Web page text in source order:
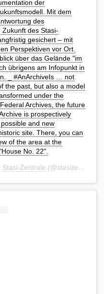
der
Mit dem
des
Zukunft des Stasi-
gesichert – mit
Perspektiven vor Ort.
über das Gelände "im
übrigens am Infopunkt in
_⁣ #AnArchiveIs⁣ … not
the past, but also a model
under the
Archives, the future
is prospectively
and new
site. There, you can
of the area at the
No. 22".⁣
Stasi-Zentrale (@stasizentrale) am